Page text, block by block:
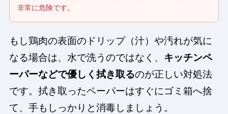
非常に危険です。
もし鶏肉の表面のドリップ（汁）や汚れが気に
なる場合は、水で洗うのではなく、 キッチンペ
ーパーなどで優しく拭き取るのが正しい対処法
です。拭き取ったペーパーはすぐにゴミ箱へ捨
て、手もしっかりと消毒しましょう。